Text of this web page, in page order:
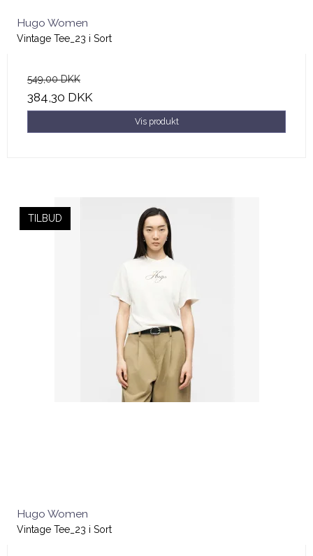
Hugo Women
Vintage Tee_23 i Sort
549,00 DKK
384,30 DKK
Vis produkt
TILBUD
Hugo Women
Vintage Tee_23 i Sort